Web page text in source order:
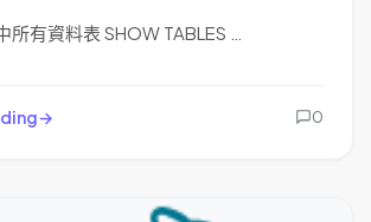
有資料表 SHOW TABLES …
0